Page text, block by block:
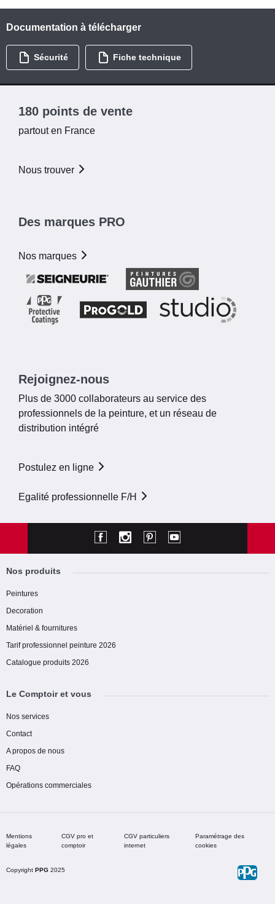
Documentation à télécharger
Sécurité Fiche technique
180 points de vente
partout en France
Nous trouver
Des marques PRO
Nos marques
Rejoignez-nous
Plus de 3000 collaborateurs au service des
professionnels de la peinture, et un réseau de
distribution intégré
Postulez en ligne
Egalité professionnelle F/H
Nos produits
Peintures
Decoration
Matériel & fournitures
Tarif professionnel peinture 2026
Catalogue produits 2026
Le Comptoir et vous
Nos services
Contact
A propos de nous
FAQ
Opérations commerciales
Mentions
légales
CGV pro et
comptoir
CGV particuliers
internet
Paramétrage des
cookies
Copyright PPG 2025